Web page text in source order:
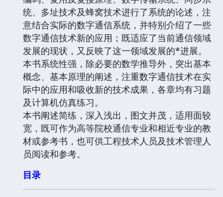
统、多址技术及蜂窝技术进行了系统的论述，注
意结合实际的数字通信系统，并特别介绍了一些
数字通信技术新的应用；既适应了当前通信领域
发展的现状，又反映了这一领域发展的*进展。
本书系统性强，除必要的数学推导外，突出基本
概念、基本原理的阐述，注重数字通信技术在实
际中的应用和吸收新的技术成果，各章均有习题
及计算机仿真练习。
本书阐述简练，深入浅出，图文并茂，适用面较
宽，既可作为高等院校通信专业和相近专业的教
材或参考书，也可供工程技术人员及技术管理人
员阅读和参考。
目录